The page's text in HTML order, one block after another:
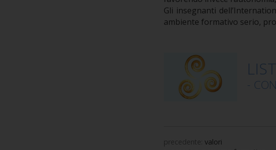
Gli insegnanti
ambiente formativo serio,
-
precedente: valori